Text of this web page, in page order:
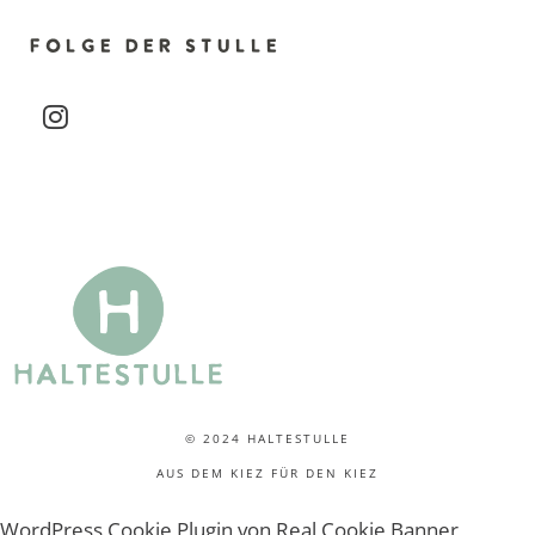
u
n
a
v
a
FOLGE DER STULLE
instagram
© 2024 HALTESTULLE
AUS DEM KIEZ FÜR DEN KIEZ